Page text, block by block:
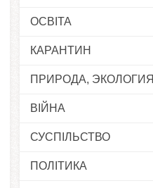
ОСВІТА
КАРАНТИН
ПРИРОДА, ЭКОЛОГИЯ
ВІЙНА
СУСПІЛЬСТВО
ПОЛІТИКА